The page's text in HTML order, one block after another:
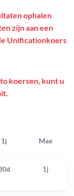
1j Max
ophalen
zijn aan een
Unificationkoers
koersen, kunt u
1j